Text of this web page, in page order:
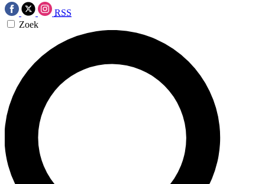
RSS
Zoek